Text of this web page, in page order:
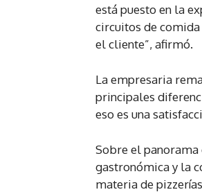
está puesto en la
circuitos de comida
el cliente”, afirmó.
La empresaria
principales
eso es una
Sobre el
gastronómica y la
materia de